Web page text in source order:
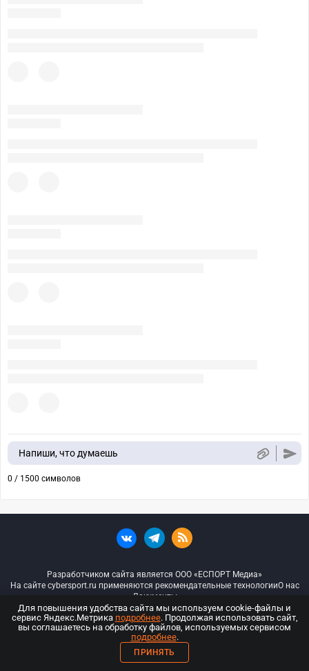
Напиши, что думаешь
0 / 1500 символов
Разработчиком сайта является ООО «ЕСПОРТ Медиа»
На сайте cybersport.ru применяются рекомендательные технологииО нас
Документы
© ООО «Киберспорт.ру» — Все права защищены
18+
ООО «Киберспорт.ру». Свидетельство о регистрации средств массовой
Для повышения удобства сайта мы используем cookie-файлы и
сервис Яндекс.Метрика подробнее. Продолжая использовать сайт,
вы соглашаетесь на обработку файлов, используемых сервисом
подробнее.
ПРИНЯТЬ